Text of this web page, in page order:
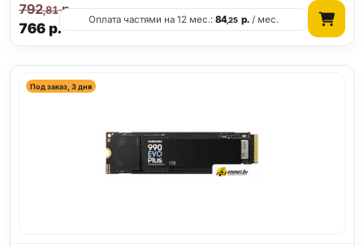
766р.
792,81р.
Оплата частями на 12 мес.:84,25 р./ мес.
Под заказ, 3 дня